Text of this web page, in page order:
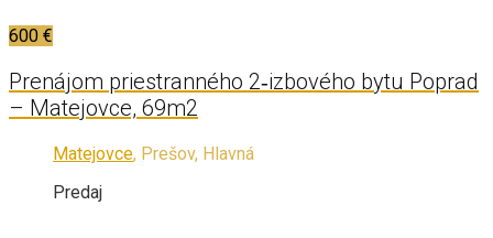
600 €
Prenájom priestranného 2‑izbového bytu Poprad
– Matejovce, 69m2
Matejovce, Prešov, Hlavná
Predaj